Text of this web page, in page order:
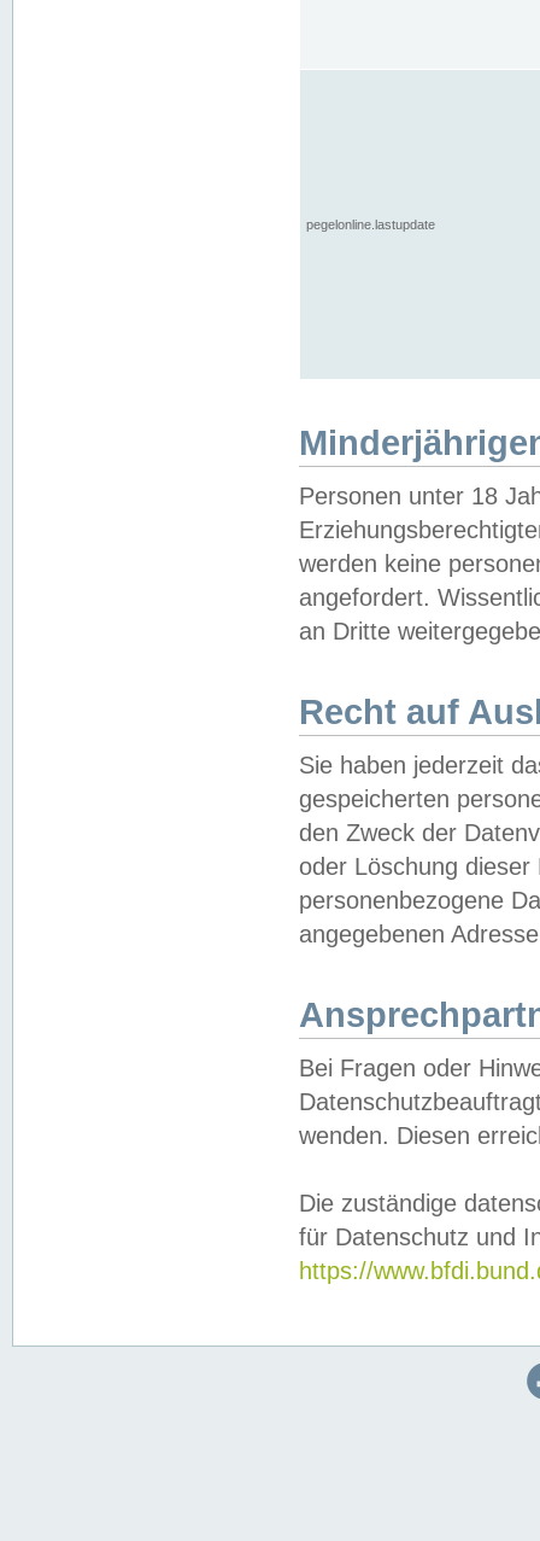
pegelonline.lastupdate
Personen unter 18
werden keine
angefordert.
an Dritte
Recht auf
Sie haben jederzeit
gespeicherten
den Zweck der
oder Löschung
personenbezogene
angegebenen
Bei Fragen oder
wenden. Diesen
Die zuständige
für Datenschutz und
https://